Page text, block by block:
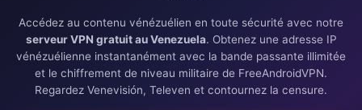
Accédez au contenu vénézuélien en toute sécurité avec notre
serveur VPN gratuit au Venezuela. Obtenez une adresse IP
vénézuélienne instantanément avec la bande passante illimitée
et le chiffrement de niveau militaire de FreeAndroidVPN.
Regardez Venevisión, Televen et contournez la censure.